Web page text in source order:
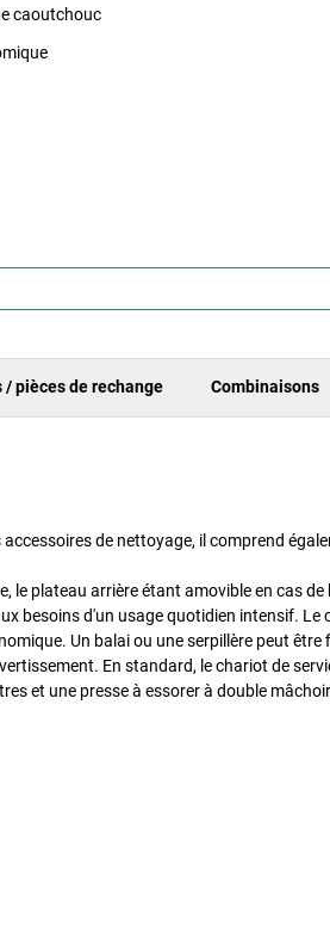
caoutchouc
/ pièces de rechange Combinaisons
de nettoyage, il comprend
le plateau arrière étant amovible en cas de
besoins d'un usage quotidien intensif. Le
Un balai ou une serpillère peut être
En standard, le chariot de
et une presse à essorer à double